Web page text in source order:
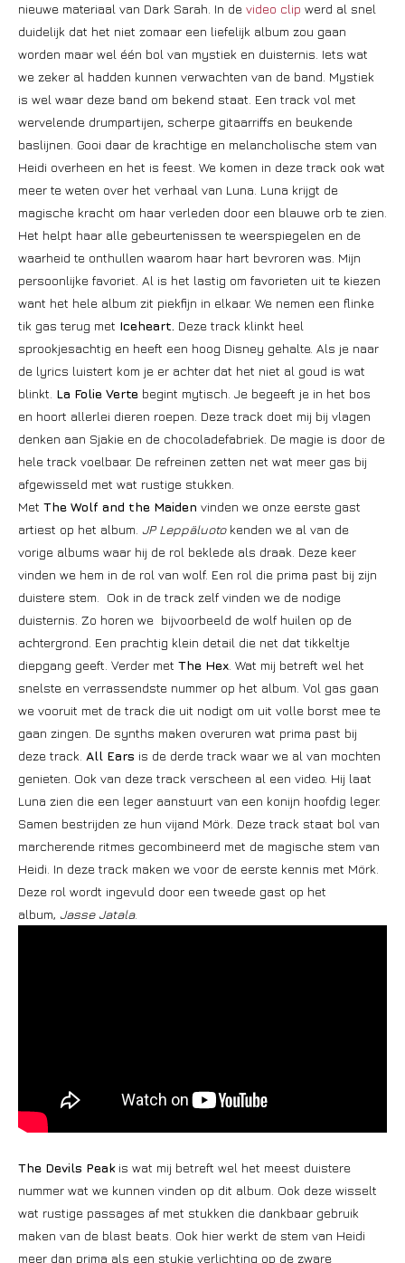
nieuwe materiaal van Dark Sarah. In de video clip werd al snel
duidelijk dat het niet zomaar een liefelijk album zou gaan
worden maar wel één bol van mystiek en duisternis. Iets wat
we zeker al hadden kunnen verwachten van de band. Mystiek
is wel waar deze band om bekend staat. Een track vol met
wervelende drumpartijen, scherpe gitaarriffs en beukende
baslijnen. Gooi daar de krachtige en melancholische stem van
Heidi overheen en het is feest. We komen in deze track ook wat
meer te weten over het verhaal van Luna. Luna krijgt de
magische kracht om haar verleden door een blauwe orb te zien.
Het helpt haar alle gebeurtenissen te weerspiegelen en de
waarheid te onthullen waarom haar hart bevroren was. Mijn
persoonlijke favoriet. Al is het lastig om favorieten uit te kiezen
want het hele album zit piekfijn in elkaar. We nemen een flinke
tik gas terug met Iceheart. Deze track klinkt heel
sprookjesachtig en heeft een hoog Disney gehalte. Als je naar
de lyrics luistert kom je er achter dat het niet al goud is wat
blinkt. La Folie Verte begint mytisch. Je begeeft je in het bos
en hoort allerlei dieren roepen. Deze track doet mij bij vlagen
denken aan Sjakie en de chocoladefabriek. De magie is door de
hele track voelbaar. De refreinen zetten net wat meer gas bij
afgewisseld met wat rustige stukken.
Met The Wolf and the Maiden vinden we onze eerste gast
artiest op het album. JP Leppäluotokenden we al van de
vorige albums waar hij de rol beklede als draak. Deze keer
vinden we hem in de rol van wolf. Een rol die prima past bij zijn
duistere stem. Ook in de track zelf vinden we de nodige
duisternis. Zo horen we bijvoorbeeld de wolf huilen op de
achtergrond. Een prachtig klein detail die net dat tikkeltje
diepgang geeft. Verder met The Hex. Wat mij betreft wel het
snelste en verrassendste nummer op het album. Vol gas gaan
we vooruit met de track die uit nodigt om uit volle borst mee te
gaan zingen. De synths maken overuren wat prima past bij
deze track. All Ears is de derde track waar we al van mochten
genieten. Ook van deze track verscheen al een video. Hij laat
Luna zien die een leger aanstuurt van een konijn hoofdig leger.
Samen bestrijden ze hun vijand Mörk. Deze track staat bol van
marcherende ritmes gecombineerd met de magische stem van
Heidi. In deze track maken we voor de eerste kennis met Mörk.
Deze rol wordt ingevuld door een tweede gast op het
album, Jasse Jatala.
The Devils Peakis wat mij betreft wel het meest duistere
nummer wat we kunnen vinden op dit album. Ook deze wisselt
wat rustige passages af met stukken die dankbaar gebruik
maken van de blast beats. Ook hier werkt de stem van Heidi
meer dan prima als een stukje verlichting op de zware